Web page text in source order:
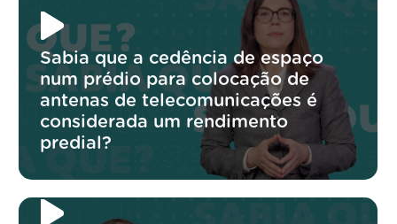
Sabia que a cedência de espaço
num prédio para colocação de
antenas de telecomunicações é
considerada um rendimento
predial?